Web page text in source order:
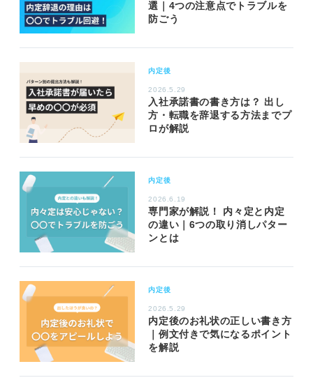
選｜4つの注意点でトラブルを
防ごう
内定後
2026.5.29
入社承諾書の書き方は？ 出し
方・転職を辞退する方法までプ
ロが解説
内定後
2026.6.19
専門家が解説！ 内々定と内定
の違い｜6つの取り消しパター
ンとは
内定後
2026.5.29
内定後のお礼状の正しい書き方
｜例文付きで気になるポイント
を解説